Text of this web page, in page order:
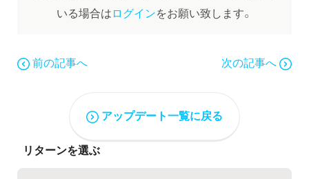
いる場合はログインをお願い致します。
前の記事へ 次の記事へ
アップデート一覧に戻る
リターンを選ぶ